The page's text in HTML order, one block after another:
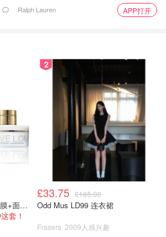
Ralph Lauren APP打开
200ml卸妆膏+100ml急救面膜+面霜+洁颜布
套！
2
£33.75 £165.00
Odd Mus LD99 连衣裙
Frasers 2009人感兴趣